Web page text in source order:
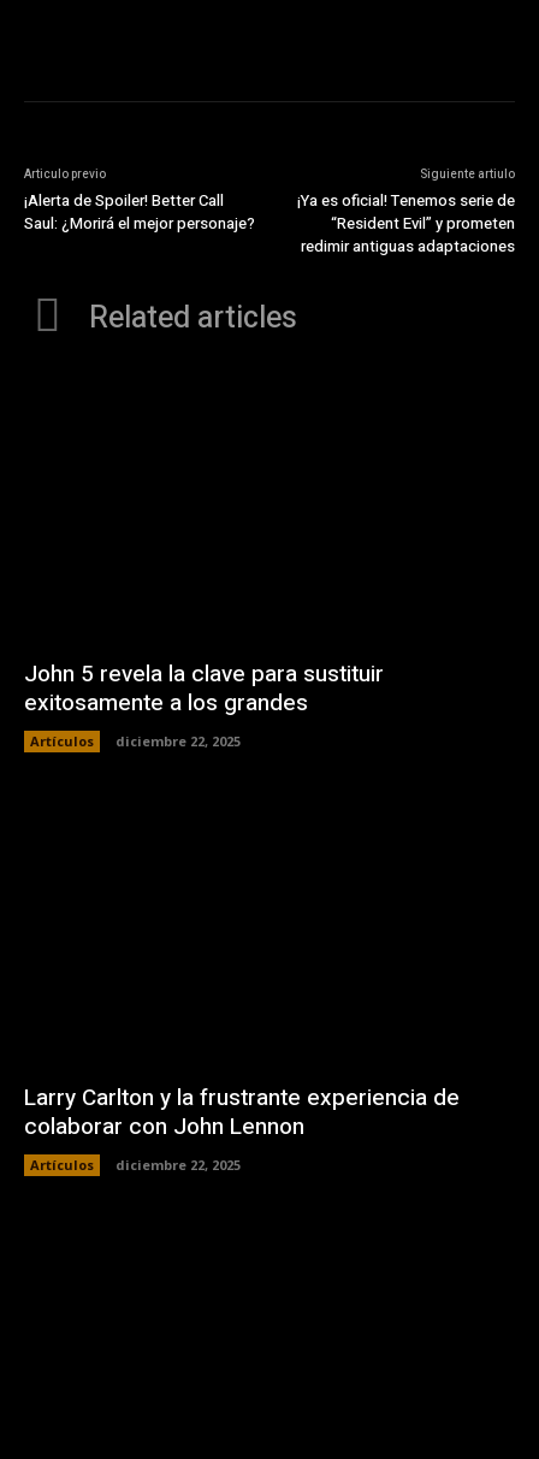
Articulo previo
¡Alerta de Spoiler! Better Call
Saul: ¿Morirá el mejor personaje?
Siguiente artiulo
¡Ya es oficial! Tenemos serie de
“Resident Evil” y prometen
redimir antiguas adaptaciones
Related articles
John 5 revela la clave para sustituir
exitosamente a los grandes
Artículos diciembre 22, 2025
Larry Carlton y la frustrante experiencia de
colaborar con John Lennon
Artículos diciembre 22, 2025